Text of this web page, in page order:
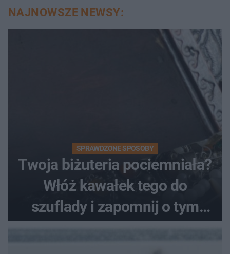
NAJNOWSZE NEWSY:
SPRAWDZONE SPOSOBY
Twoja biżuteria pociemniała?
Włóż kawałek tego do
szuflady i zapomnij o tym